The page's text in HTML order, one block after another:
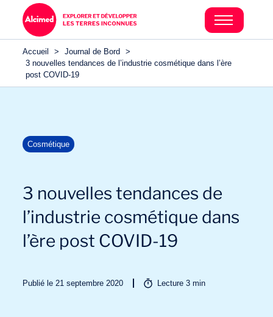
Accueil > Journal de Bord
>
3 nouvelles tendances de l’industrie cosmétique dans l’ère
post COVID-19
Cosmétique
3 nouvelles tendances de
l’industrie cosmétique dans
l’ère post COVID-19
Publié le 21 septembre 2020 Lecture3 min